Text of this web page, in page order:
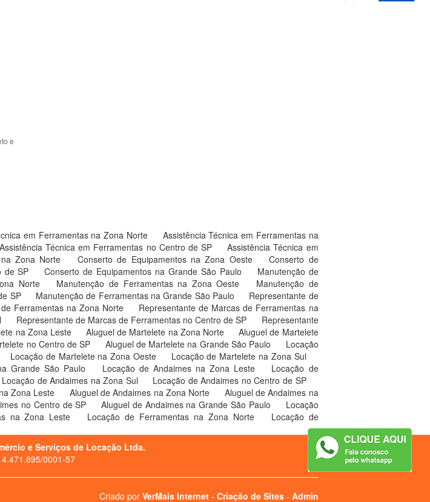
e
em Ferramentas na Zona Norte
Assistência Técnica em Ferramentas na
Assistência Técnica em Ferramentas no Centro de SP
Assistência Técnica em
Zona Norte Conserto de Equipamentos na Zona Oeste
Conserto de
de SP Conserto de Equipamentos na Grande São Paulo
Manutenção de
Norte Manutenção de Ferramentas na Zona Oeste
Manutenção de
SP Manutenção de Ferramentas na Grande São Paulo
Representante de
Ferramentas na Zona Norte
Representante de Marcas de Ferramentas na
Representante de Marcas de Ferramentas no Centro de SP
Representante
na Zona Leste Aluguel de Martelete na Zona Norte
Aluguel de Martelete
no Centro de SP Aluguel de Martelete na Grande São Paulo
Locação
Locação de Martelete na Zona Oeste
Locação de Martelete na Zona Sul
Grande São Paulo Locação de Andaimes na Zona Leste
Locação de
Locação de Andaimes na Zona Sul
Locação de Andaimes no Centro de SP
Zona Leste Aluguel de Andaimes na Zona Norte
Aluguel de Andaimes na
no Centro de SP Aluguel de Andaimes na Grande São Paulo
Locação
na Zona Leste Locação de Ferramentas na Zona Norte
Locação de
e Serviços de Locação Ltda.
0001-57
Criado por VerMais Internet- Criação de Sites- Admin